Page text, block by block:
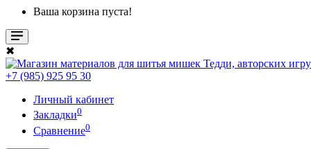
Ваша корзина пуста!
✖
+7 (985) 925 95 30
Личный кабинет
Закладки0
Сравнение0